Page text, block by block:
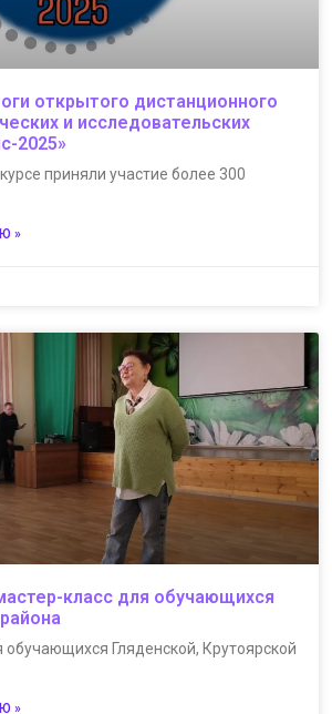
открытого дистанционного
и исследовательских
2025»
приняли участие более 300
»
класс для обучающихся
обучающихся Гляденской, Крутоярской
»